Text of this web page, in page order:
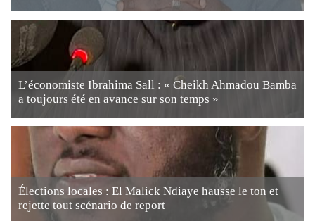
L’économiste Ibrahima Sall : « Cheikh Ahmadou Bamba
a toujours été en avance sur son temps »
Élections locales : El Malick Ndiaye hausse le ton et
rejette tout scénario de report